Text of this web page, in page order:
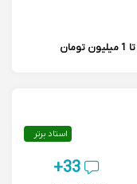
استاد برتر
33+